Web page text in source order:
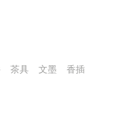
茶具 文墨 香插